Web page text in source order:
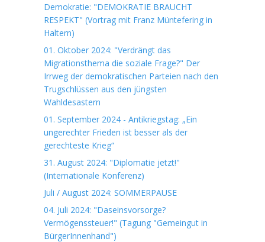
Demokratie: "DEMOKRATIE BRAUCHT
RESPEKT" (Vortrag mit Franz Müntefering in
Haltern)
01. Oktober 2024: "Verdrängt das
Migrationsthema die soziale Frage?" Der
Irrweg der demokratischen Parteien nach den
Trugschlüssen aus den jüngsten
Wahldesastern
01. September 2024 - Antikriegstag: „Ein
ungerechter Frieden ist besser als der
gerechteste Krieg“
31. August 2024: "Diplomatie jetzt!"
(Internationale Konferenz)
Juli / August 2024: SOMMERPAUSE
04. Juli 2024: "Daseinsvorsorge?
Vermögenssteuer!" (Tagung "Gemeingut in
BürgerInnenhand")